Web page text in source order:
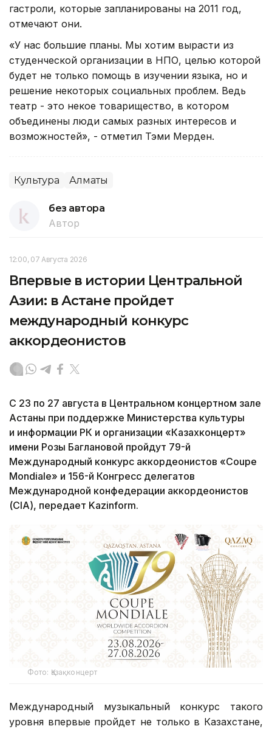
гастроли, которые запланированы на 2011 год,
отмечают они.
«У нас большие планы. Мы хотим вырасти из
студенческой организации в НПО, целью которой
будет не только помощь в изучении языка, но и
решение некоторых социальных проблем. Ведь
театр - это некое товарищество, в котором
объединены люди самых разных интересов и
возможностей», - отметил Тэми Мерден.
Культура Алматы
без автора
Автор
12:00, 07 Августа 2026
Впервые в истории Центральной
Азии: в Астане пройдет
международный конкурс
аккордеонистов
С 23 по 27 августа в Центральном концертном зале
Астаны при поддержке Министерства культуры
и информации РК и организации «Казахконцерт»
имени Розы Баглановой пройдут 79-й
Международный конкурс аккордеонистов «Coupe
Mondiale» и 156-й Конгресс делегатов
Международной конфедерации аккордеонистов
(CIA), передает Kazinform.
Фото: Қазақконцерт
Международный музыкальный конкурс такого
уровня впервые пройдет не только в Казахстане,